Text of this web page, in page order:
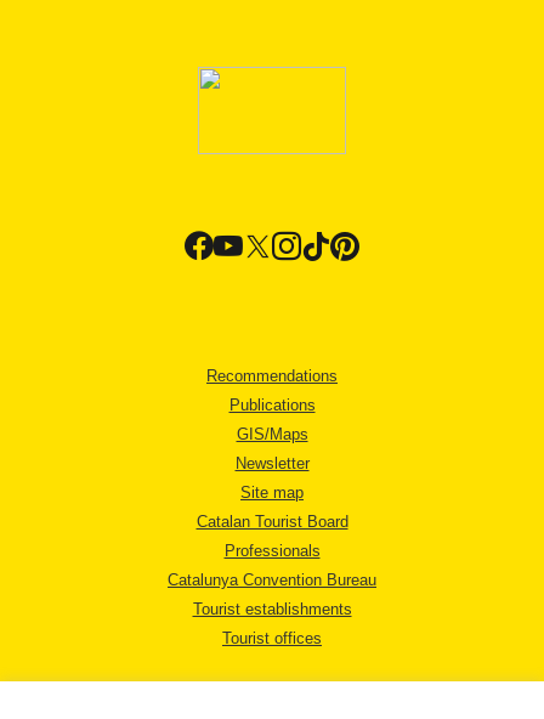
Recommendations
Publications
GIS/Maps
Newsletter
Site map
Catalan Tourist Board
Professionals
Catalunya Convention Bureau
Tourist establishments
Tourist offices